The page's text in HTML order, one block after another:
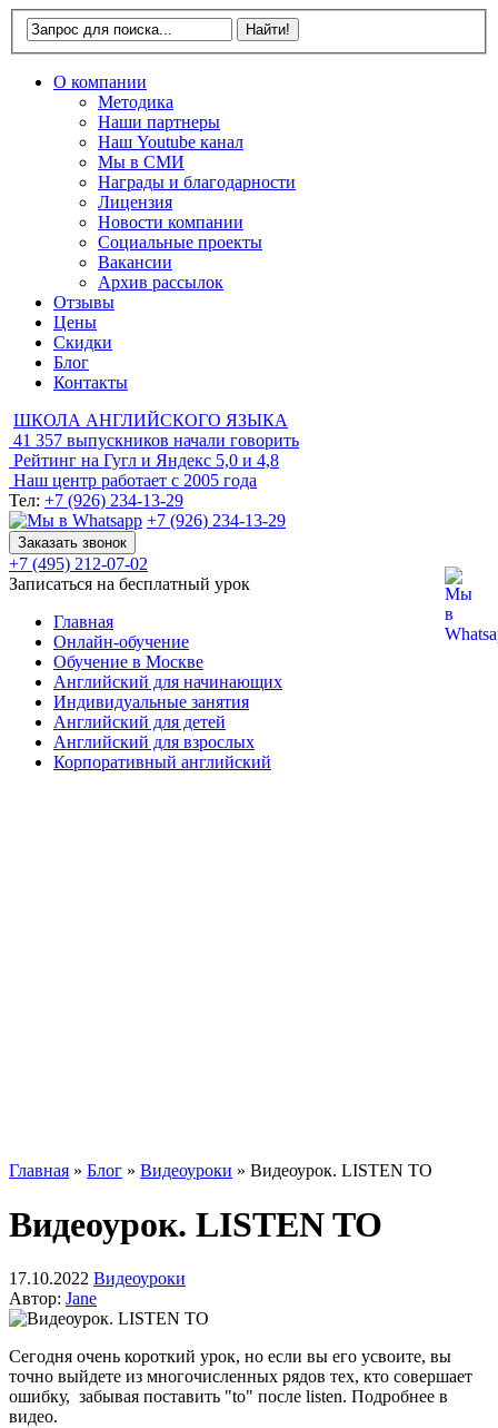
О компании
Методика
Наши партнеры
Наш Youtube канал
Мы в СМИ
Награды и благодарности
Лицензия
Новости компании
Социальные проекты
Вакансии
Архив рассылок
Отзывы
Цены
Скидки
Блог
Контакты
ШКОЛА АНГЛИЙСКОГО ЯЗЫКА
41 357 выпускников начали говорить
Рейтинг на Гугл и Яндекс 5,0 и 4,8
Наш центр работает с 2005 года
Тел: +7 (926) 234-13-29
+7 (926) 234-13-29
Заказать звонок
+7 (495) 212-07-02
Записаться на бесплатный урок
Главная
Онлайн-обучение
Обучение в Москве
Английский для начинающих
Индивидуальные занятия
Английский для детей
Английский для взрослых
Корпоративный английский
Главная » Блог » Видеоуроки » Видеоурок. LISTEN TO
Видеоурок. LISTEN TO
17.10.2022 Видеоуроки
Автор: Jane
Сегодня очень короткий урок, но если вы его усвоите, вы
точно выйдете из многочисленных рядов тех, кто совершает
ошибку, забывая поставить "to" после listen. Подробнее в
видео.